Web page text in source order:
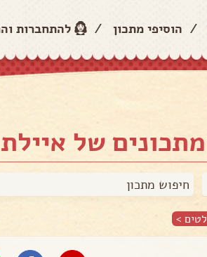
/ הוסיפי מתכון / להתחברות
של
>